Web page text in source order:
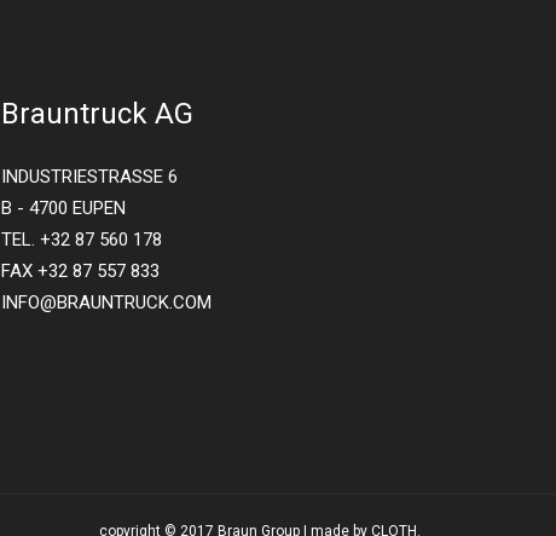
Brauntruck AG
INDUSTRIESTRASSE 6
B - 4700 EUPEN
TEL. +32 87 560 178
FAX +32 87 557 833
INFO@BRAUNTRUCK.COM
copyright © 2017 Braun Group | made by CLOTH.